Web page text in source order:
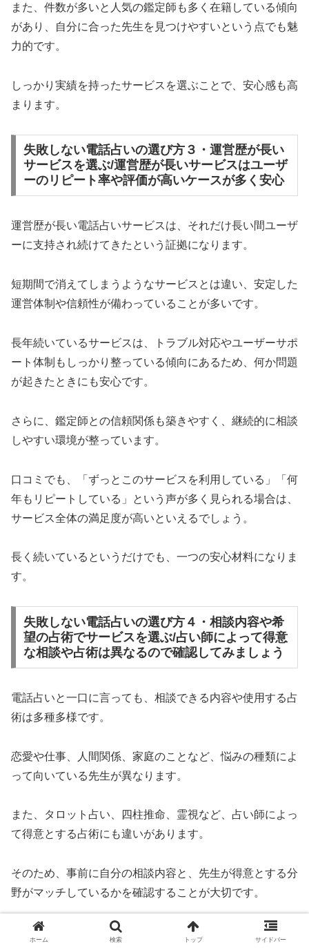
また、件数が多いと人気の鑑定師も多く在籍している傾向
があり、自分に合った先生を見つけやすいという点でも魅
力的です。
しっかり実績を持ったサービスを選ぶことで、安心感も高
まります。
失敗しない電話占いの選び方３・運営歴が長い
サービスを選ぶ/運営歴が長いサービスはユーザ
ーのリピート率や評価が高いケースが多く安心
運営歴が長い電話占いサービスは、それだけ長い間ユーザ
ーに支持され続けてきたという証拠になります。
短期間で消えてしまうようなサービスとは違い、安定した
運営体制や信頼性が備わっていることが多いです。
長年続いているサービスは、トラブル対応やユーザーサポ
ート体制もしっかり整っている傾向にあるため、何か問題
が起きたときにも安心です。
さらに、鑑定師との信頼関係も築きやすく、継続的に相談
しやすい環境が整っています。
口コミでも、「ずっとこのサービスを利用している」「何
年もリピートしている」という声が多く見られる場合は、
サービス全体の満足度が高いといえるでしょう。
長く続いているというだけでも、一つの安心材料になりま
す。
失敗しない電話占いの選び方４・相談内容や希
望の占術でサービスを選ぶ/占い師によって得意
な相談や占術は異なるので確認してみましょう
電話占いと一口に言っても、相談できる内容や使用する占
術は多種多様です。
恋愛や仕事、人間関係、家庭のことなど、悩みの種類によ
って向いている先生が異なります。
また、タロット占い、四柱推命、霊視など、占い師によっ
て得意とする占術にも違いがあります。
そのため、事前に自分の相談内容と、先生が得意とする分
野がマッチしているかを確認することが大切です。
占術によっては鑑定に時間がかかるものもあれば、短時間
ホーム 検索 トップ サイドバー